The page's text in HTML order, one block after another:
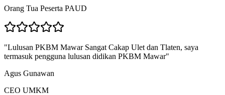
Orang Tua Peserta PAUD
"Lulusan PKBM Mawar Sangat Cakap Ulet dan Tlaten, saya
termasuk pengguna lulusan didikan PKBM Mawar"
Agus Gunawan
CEO UMKM